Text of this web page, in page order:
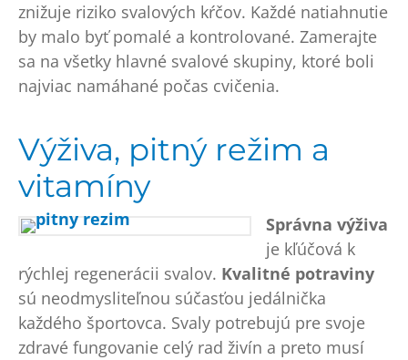
znižuje riziko svalových kŕčov. Každé natiahnutie
by malo byť pomalé a kontrolované. Zamerajte
sa na všetky hlavné svalové skupiny, ktoré boli
najviac namáhané počas cvičenia.
Výživa, pitný režim a
vitamíny
Správna výživa
je kľúčová k
rýchlej regenerácii svalov. Kvalitné potraviny
sú neodmysliteľnou súčasťou jedálnička
každého športovca. Svaly potrebujú pre svoje
zdravé fungovanie celý rad živín a preto musí